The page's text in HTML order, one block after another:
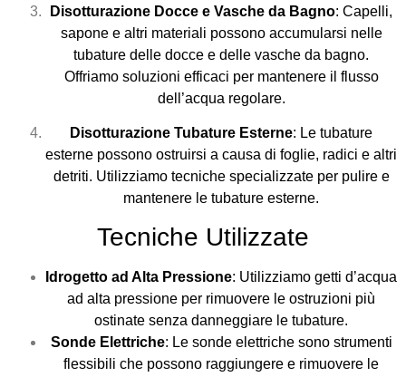
Disotturazione Docce e Vasche da Bagno: Capelli,
sapone e altri materiali possono accumularsi nelle
tubature delle docce e delle vasche da bagno.
Offriamo soluzioni efficaci per mantenere il flusso
dell’acqua regolare.
Disotturazione Tubature Esterne: Le tubature
esterne possono ostruirsi a causa di foglie, radici e altri
detriti. Utilizziamo tecniche specializzate per pulire e
mantenere le tubature esterne.
Tecniche Utilizzate
Idrogetto ad Alta Pressione: Utilizziamo getti d’acqua
ad alta pressione per rimuovere le ostruzioni più
ostinate senza danneggiare le tubature.
Sonde Elettriche: Le sonde elettriche sono strumenti
flessibili che possono raggiungere e rimuovere le